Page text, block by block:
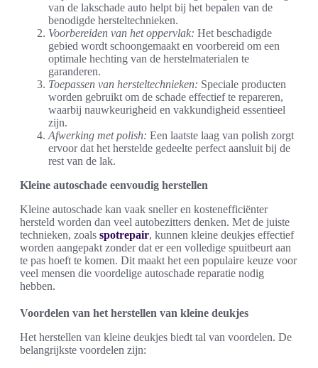
van de lakschade auto helpt bij het bepalen van de
benodigde hersteltechnieken.
Voorbereiden van het oppervlak: Het beschadigde
gebied wordt schoongemaakt en voorbereid om een
optimale hechting van de herstelmaterialen te
garanderen.
Toepassen van hersteltechnieken: Speciale producten
worden gebruikt om de schade effectief te repareren,
waarbij nauwkeurigheid en vakkundigheid essentieel
zijn.
Afwerking met polish: Een laatste laag van polish zorgt
ervoor dat het herstelde gedeelte perfect aansluit bij de
rest van de lak.
Kleine autoschade eenvoudig herstellen
Kleine autoschade kan vaak sneller en kostenefficiënter
hersteld worden dan veel autobezitters denken. Met de juiste
technieken, zoals spotrepair, kunnen kleine deukjes effectief
worden aangepakt zonder dat er een volledige spuitbeurt aan
te pas hoeft te komen. Dit maakt het een populaire keuze voor
veel mensen die voordelige autoschade reparatie nodig
hebben.
Voordelen van het herstellen van kleine deukjes
Het herstellen van kleine deukjes biedt tal van voordelen. De
belangrijkste voordelen zijn: